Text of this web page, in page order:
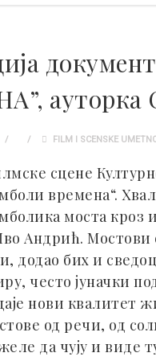
ауторка
FILM I SCENSKE
сцене
времена“.
моста
Андрић. Мостови
додао бих и
често јуначки
нови квалитет
од речи, од
да чују и виде